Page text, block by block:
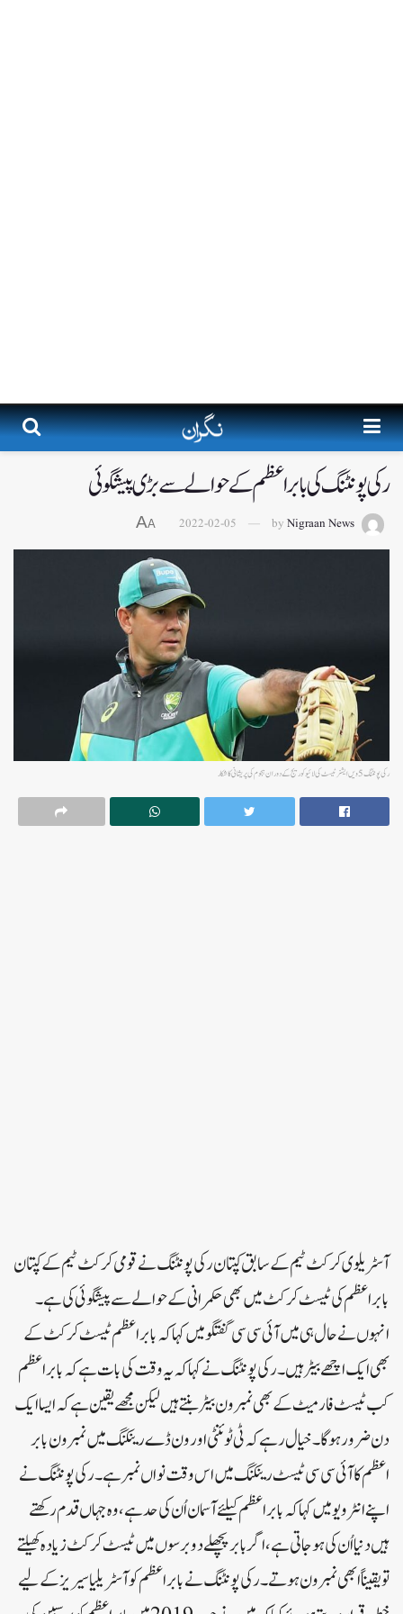
رکی پونٹنگ کی بابر اعظم کے حوالے سے بڑی پیشگوئی
by Nigraan News
2022-02-05
A
A
رکی پونٹنگ 5ویں ایشز ٹیسٹ کی لائیو کوریج کے دوران ہجوم کی پریشانی کا شکار
آسٹریلوی کرکٹ ٹیم کے سابق کپتان رکی پونٹنگ نے قومی کرکٹ ٹیم کے کپتان
بابر اعظم کی ٹیسٹ کرکٹ میں بھی حکمرانی کے حوالے سے پیشگوئی کی ہے۔
انہوں نے حال ہی میں آئی سی سی گفتگو میں کہا کہ بابر اعظم ٹیسٹ کرکٹ کے
بھی ایک اچھے بیٹر ہیں۔رکی پونٹنگ نے کہا کہ یہ وقت کی بات ہے کہ بابر اعظم
کب ٹیسٹ فارمیٹ کے بھی نمبر ون بیٹر بنتے ہیں لیکن مجھے یقین ہے کہ ایسا ایک
دن ضرور ہوگا۔خیال رہے کہ ٹی ٹوئنٹی اور ون ڈے رینکنگ میں نمبر ون بابر
اعظم کا آئی سی سی ٹیسٹ رینکنگ میں اس وقت نواں نمبر ہے۔رکی پونٹنگ نے
اپنے انٹرویو میں کہا کہ بابر اعظم کیلئے آسمان اُن کی حد ہے ، وہ جہاں قدم رکھتے
ہیں دنیا اُن کی ہوجاتی ہے، اگر بابر پچھلے دو برسوں میں ٹیسٹ کرکٹ زیادہ کھیلتے
تو یقیناً ابھی نمبر ون ہوتے۔رکی پونٹنگ نے بابر اعظم کو آسٹریلیا سیریز کے لیے